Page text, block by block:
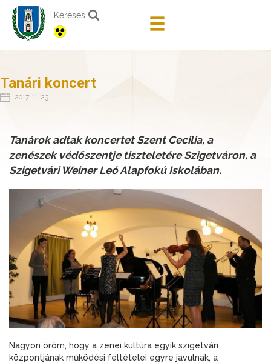
Keresés
Tanári koncert
2017. 11. 23.
Tanárok adtak koncertet Szent Cecilia, a
zenészek védőszentje tiszteletére Szigetváron, a
Szigetvári Weiner Leó Alapfokú Iskolában.
Nagyon öröm, hogy a zenei kultúra egyik szigetvári
központjának működési feltételei egyre javulnak, a